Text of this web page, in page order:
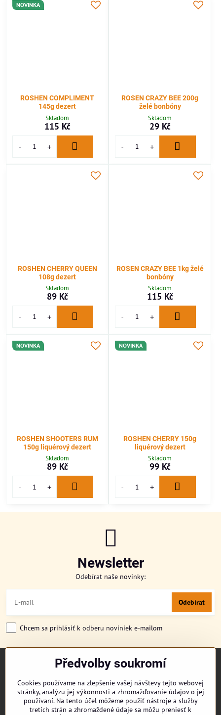
NOVINKA
ROSHEN COMPLIMENT
145g dezert
Skladom
115 Kč
ROSEN CRAZY BEE 200g
želé bonbóny
Skladom
29 Kč
ROSHEN CHERRY QUEEN
108g dezert
Skladom
89 Kč
ROSEN CRAZY BEE 1kg želé
bonbóny
Skladom
115 Kč
NOVINKA
ROSHEN SHOOTERS RUM
150g liquérový dezert
Skladom
89 Kč
NOVINKA
ROSHEN CHERRY 150g
liquérový dezert
Skladom
99 Kč
Newsletter
Odebírat naše novinky:
Odebírat
Chcem sa prihlásiť k odberu noviniek e-mailom
CUKRONOVINKY
DORUČENÍ OBJEDNÁVKY
REKLAMAČNÍ ŘÁD
Předvolby soukromí
Cookies používame na zlepšenie vašej návštevy tejto webovej
stránky, analýzu jej výkonnosti a zhromažďovanie údajov o jej
používaní. Na tento účel môžeme použiť nástroje a služby
tretích strán a zhromaždené údaje sa môžu preniesť k